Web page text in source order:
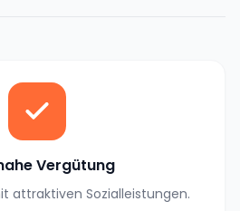
Vergütung
attraktiven Sozialleistungen.